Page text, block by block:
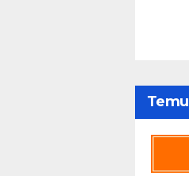
Temu